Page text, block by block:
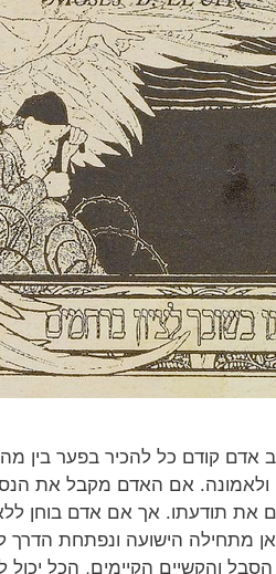
אדם קודם כל להכיר בפער בין
אם האדם מקבל את
את תודעתו. אך אם אדם בוחן
מתחילה הישועה ונפתחת הדרך
והקשיים הקיימים, הכל